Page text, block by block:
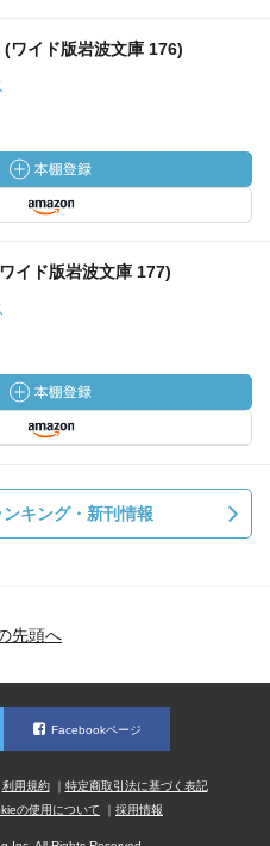
ワイド版岩波文庫 176)
イド版岩波文庫 177)
キング・新刊情報
先頭へ
Facebookページ
利用規約
特定商取引法に基づく表記
の使用について 採用情報